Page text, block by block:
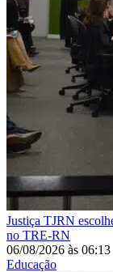
Justiça TJRN
no TRE-RN
06/08/2026 às 06:13
Educação